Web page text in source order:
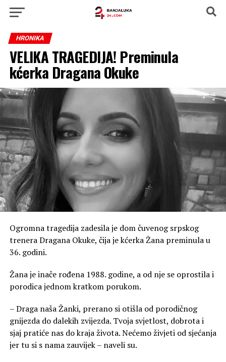
HRONIKA
VELIKA TRAGEDIJA! Preminula
kćerka Dragana Okuke
Ogromna tragedija zadesila je dom čuvenog srpskog
trenera Dragana Okuke, čija je kćerka Žana preminula u
36. godini.
Žana je inače rođena 1988. godine, a od nje se oprostila i
porodica jednom kratkom porukom.
– Draga naša Žanki, prerano si otišla od porodičnog
gnijezda do dalekih zvijezda. Tvoja svjetlost, dobrota i
sjaj pratiće nas do kraja života. Nećemo živjeti od sjećanja
jer tu si s nama zauvijek – naveli su.